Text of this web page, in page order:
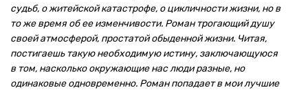
судьб, о житейской катастрофе, о цикличности жизни, но в
то же время об ее изменчивости. Роман трогающий душу
своей атмосферой, простатой обыденной жизни. Читая,
постигаешь такую необходимую истину, заключающуюся
в том, насколько окружающие нас люди разные, но
одинаковые одновременно. Роман попадает в мои лучшие